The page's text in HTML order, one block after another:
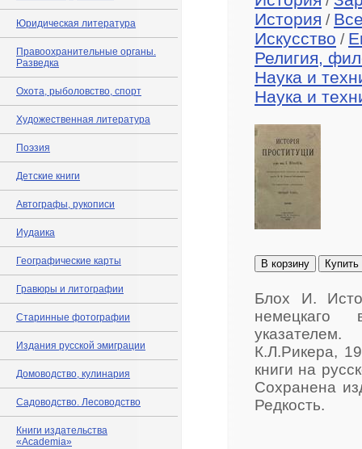
Юридическая литература
Правоохранительные органы.
Разведка
Охота, рыболовство, спорт
Художественная литература
Поэзия
Детские книги
Автографы, рукописи
Иудаика
Географические карты
Гравюры и литографии
Старинные фотографии
Издания русской эмиграции
Домоводство, кулинария
Садоводство. Лесоводство
Книги издательства
«Academia»
История /
Искусство /
Религия,
Наука и
Наука и
В корзину Купить
Блох И.
немецкаго
К.Л.Рикера,
книги на
Сохранена
Редкость.